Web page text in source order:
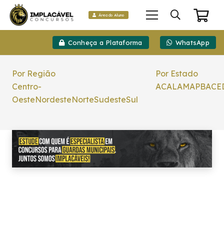
Área do Aluno
Conheça a Plataforma WhatsApp
Por Região
Centro-
OesteNordesteNorteSudesteSul
Por Estado
ACALAMAPBACE